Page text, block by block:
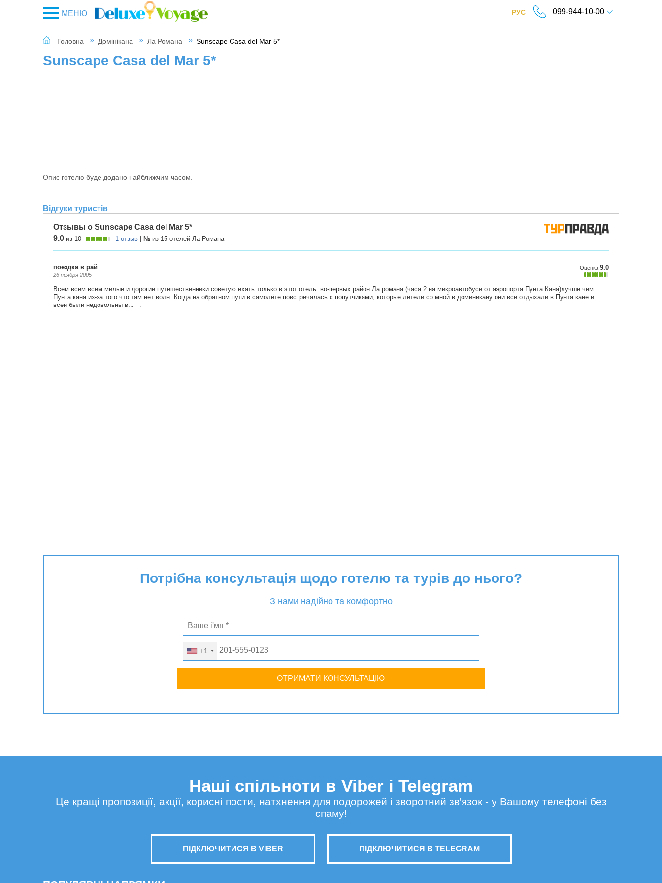
МЕНЮ 099-944-10-00
РУС
Головна Домінікана Ла Романа Sunscape Casa del Mar 5*
Sunscape Casa del Mar 5*
Опис готелю буде додано найближчим часом.
Відгуки туристів
Потрібна консультація щодо готелю та турів до нього?
З нами надійно та комфортно
+1
ОТРИМАТИ КОНСУЛЬТАЦІЮ
Наші спільноти в Viber і Telegram
Це кращі пропозиції, акції, корисні пости, натхнення для подорожей і зворотний зв'язок - у Вашому телефоні без
спаму!
ПІДКЛЮЧИТИСЯ В VIBER ПІДКЛЮЧИТИСЯ В TELEGRAM